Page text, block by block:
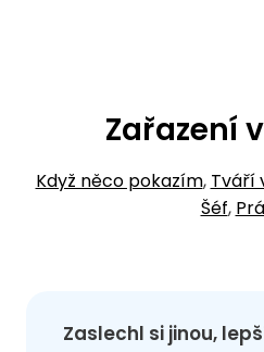
Zařazení
Když něco pokazím, Tváří
Šéf,
Zaslechl si jinou,